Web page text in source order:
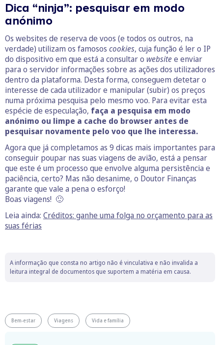
Dica “ninja”: pesquisar em modo
anónimo
Os websites de reserva de voos (e todos os outros, na
verdade) utilizam os famosos cookies, cuja função é ler o IP
do dispositivo em que está a consultar o websitee enviar
para o servidor informações sobre as ações dos utilizadores
dentro da plataforma. Desta forma, conseguem detetar o
interesse de cada utilizador e manipular (subir) os preços
numa próxima pesquisa pelo mesmo voo. Para evitar esta
espécie de especulação, faça a pesquisa em modo
anónimo ou limpe a cache do browser antes de
pesquisar novamente pelo voo que lhe interessa.
Agora que já completamos as 9 dicas mais importantes para
conseguir poupar nas suas viagens de avião, está a pensar
que este é um processo que envolve alguma persistência e
paciência, certo? Mas não desanime, o Doutor Finanças
garante que vale a pena o esforço!
Boas viagens! 🙂
Leia ainda: Créditos: ganhe uma folga no orçamento para as
suas férias
A informação que consta no artigo não é vinculativa e não invalida a
leitura integral de documentos que suportem a matéria em causa.
Bem-estar Viagens Vida e família